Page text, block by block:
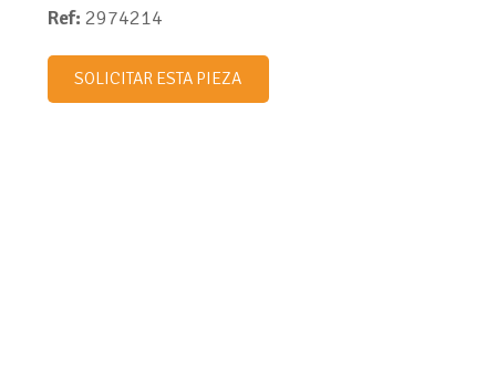
Ref: 2974214
SOLICITAR ESTA PIEZA